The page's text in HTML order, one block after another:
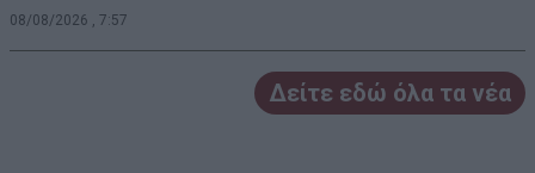
08/08/2026 , 7:57
Δείτε εδώ όλα τα νέα